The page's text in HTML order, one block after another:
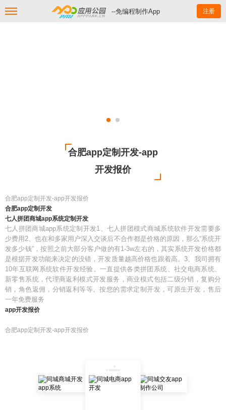
--免编程制作App 注册
合肥app定制开发-app
开发报价
合肥app定制开发-app开发报价
合肥app定制开发
七人拼团商城app系统定制开发
七人拼团商城app系统定制开发1、七人拼团模式商城系统软件开发需要多
少费用2、也在和多家用户深入交谈后不合作都是价格的原因，那么“系统开
发多少钱”，按照之前大部分客户做的有1-3w左右的，其实系统开发价格都
是根据开发功能来决定的没错，开发质量越高价格也跟着高。3、我司拥有
10年互联网系统软件开发经验。一直提供各类拼团系统、社交电商系统、
新零售系统，代理商返利模式开发服务，商业模式包括二级分销，复购分
销，角色返佣，分销返利等等。按您的需求定制开发，可原生开发，售后
一年免费服务
app开发报价
合肥app定制开发-app开发报价